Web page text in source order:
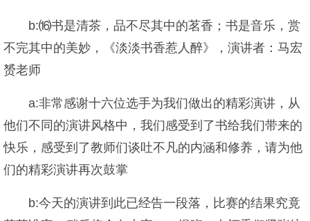
b:⒃书是清茶，品不尽其中的茗香；书是音乐，赏
不完其中的美妙，《淡淡书香惹人醉》，演讲者：马宏
赟老师
a:非常感谢十六位选手为我们做出的精彩演讲，从
他们不同的演讲风格中，我们感受到了书给我们带来的
快乐，感受到了教师们谈吐不凡的内涵和修养，请为他
们的精彩演讲再次鼓掌
b:今天的演讲到此已经告一段落，比赛的结果究竟